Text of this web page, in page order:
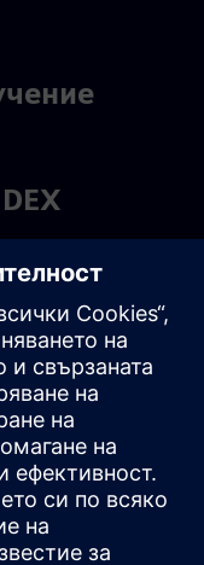
се с
4097 5628 или